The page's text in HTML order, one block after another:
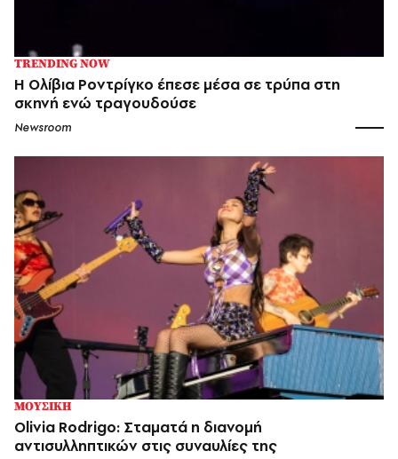
TRENDING NOW
Η Ολίβια Ροντρίγκο έπεσε μέσα σε τρύπα στη
σκηνή ενώ τραγουδούσε
Newsroom
ΜΟΥΣΙΚΗ
Olivia Rodrigo: Σταματά η διανομή
αντισυλληπτικών στις συναυλίες της